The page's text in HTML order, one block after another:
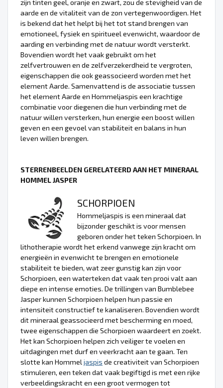
zijn tinten geel, oranje en zwart, zou de stevigheid van de
aarde en de vitaliteit van de zon vertegenwoordigen. Het
is bekend dat het helpt bij het tot stand brengen van
emotioneel, fysiek en spiritueel evenwicht, waardoor de
aarding en verbinding met de natuur wordt versterkt.
Bovendien wordt het vaak gebruikt om het
zelfvertrouwen en de zelfverzekerdheid te vergroten,
eigenschappen die ook geassocieerd worden met het
element Aarde. Samenvattend is de associatie tussen
het element Aarde en Hommeljaspis een krachtige
combinatie voor diegenen die hun verbinding met de
natuur willen versterken, hun energie een boost willen
geven en een gevoel van stabiliteit en balans in hun
leven willen brengen.
STERRENBEELDEN GERELATEERD AAN HET MINERAAL
HOMMEL JASPER
SCHORPIOEN
Hommeljaspis is een mineraal dat
bijzonder geschikt is voor mensen
geboren onder het teken Schorpioen. In
lithotherapie wordt het erkend vanwege zijn kracht om
energieën in evenwicht te brengen en emotionele
stabiliteit te bieden, wat zeer gunstig kan zijn voor
Schorpioen, een waterteken dat vaak ten prooi valt aan
diepe en intense emoties. De trillingen van Bumblebee
Jasper kunnen Schorpioen helpen hun passie en
intensiteit constructief te kanaliseren. Bovendien wordt
dit mineraal geassocieerd met bescherming en moed,
twee eigenschappen die Schorpioen waardeert en zoekt.
Het kan Schorpioen helpen zich veiliger te voelen en
uitdagingen met durf en veerkracht aan te gaan. Ten
slotte kan Hommel jaspis de creativiteit van Schorpioen
stimuleren, een teken dat vaak begiftigd is met een rijke
verbeeldingskracht en een groot vermogen tot